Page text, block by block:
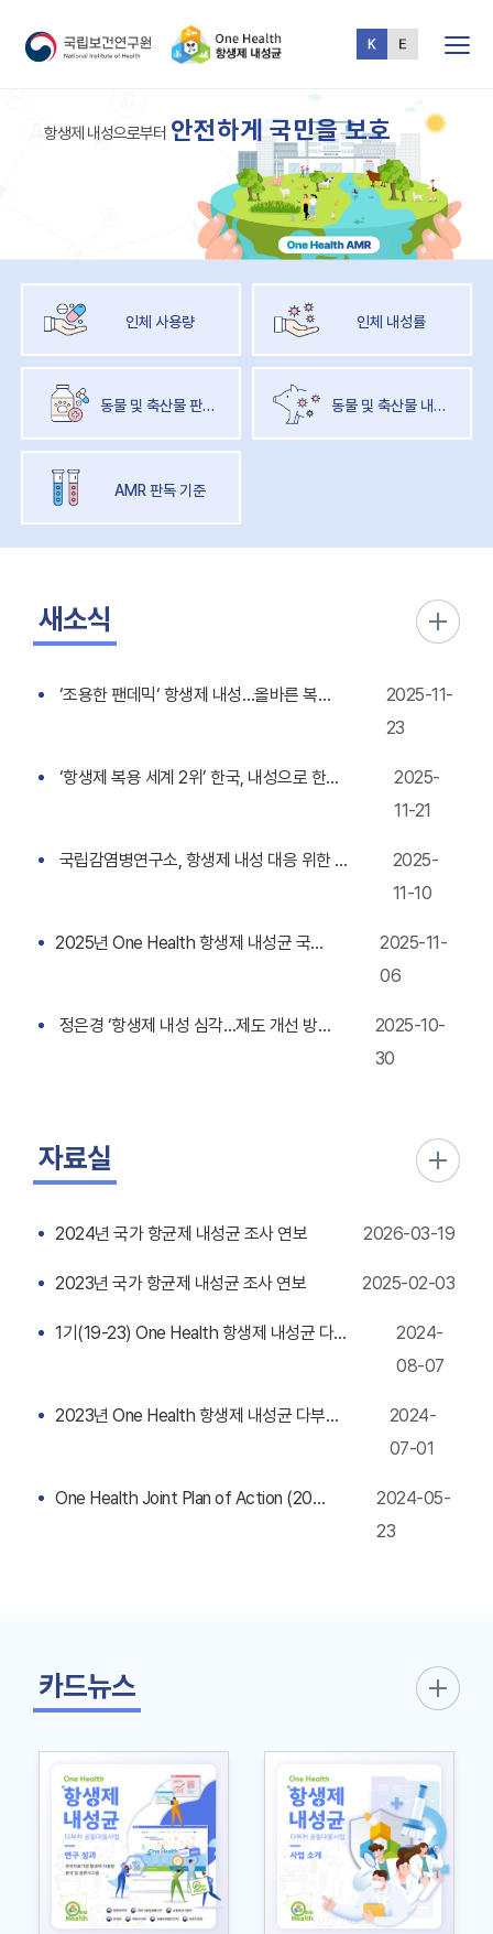
Health항생제 내성으로부터 안전하게 국민을 보호
인체 사용량 인체 내성률
동물 및 축산물 판매량 동물 및 축산물 내성률
AMR 판독 기준
새소식
‘조용한 팬데믹‘ 항생제 내성…올바른 복용법은?[QnA]
2025-11-
23
‘항생제 복용 세계 2위’ 한국, 내성으로 한해 3만여명 숨질 수도
2025-
11-21
국립감염병연구소, 항생제 내성 대응 위한 국제 임상시험 착수
2025-
11-10
2025년 One Health 항생제 내성균 국제 심포지엄
2025-11-
06
정은경 ‘항생제 내성 심각…제도 개선 방안 마련’
2025-10-
30
자료실
2024년 국가 항균제 내성균 조사 연보 2026-03-19
2023년 국가 항균제 내성균 조사 연보 2025-02-03
1기(19-23) One Health 항생제 내성균 다부처 공동대응사업 성과 통합분석
2024-
08-07
2023년 One Health 항생제 내성균 다부처 공동대응사업 연보
2024-
07-01
One Health Joint Plan of Action (2022-2026)
2024-05-
23
카드뉴스